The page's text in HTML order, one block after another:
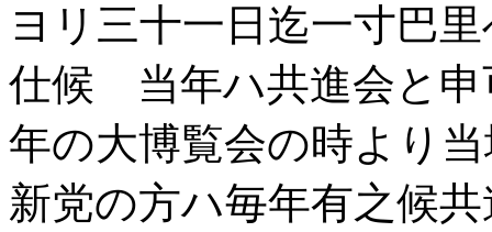
ヨリ三十一日迄一寸巴
仕候 当年ハ共進会と
年の大博覧会の時より
新党の方ハ毎年有之候